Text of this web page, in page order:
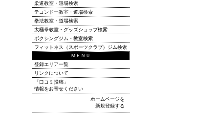
柔道教室・道場検索
テコンドー教室・道場検索
拳法教室・道場検索
太極拳教室・グッズショップ検索
ボクシングジム・教室検索
フィットネス（スポーツクラブ）ジム検索
ＭＥＮＵ
登録エリア一覧
リンクについて
「口コミ投稿」
情報をお寄せください
ホームページを
新規登録する